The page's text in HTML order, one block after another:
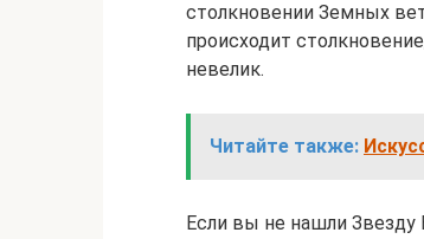
столкновении Земных
происходит
невелик.
Читайте также:
Если вы не нашли Звезду